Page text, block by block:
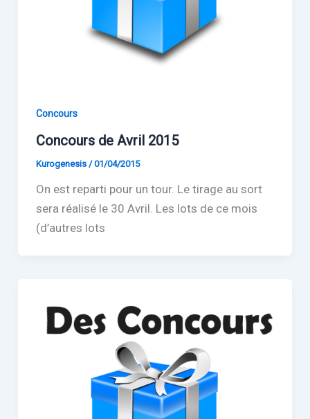
Concours
Concours de Avril 2015
Kurogenesis /01/04/2015
On est reparti pour un tour. Le tirage au sort
sera réalisé le 30 Avril. Les lots de ce mois
(d’autres lots